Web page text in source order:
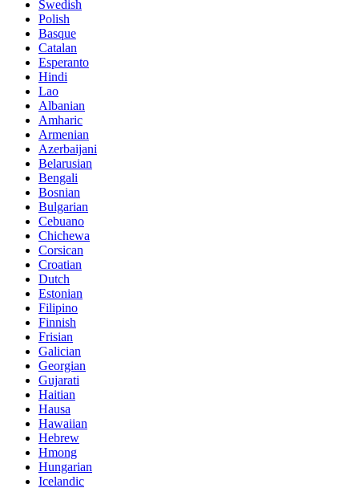
Swedish
Polish
Basque
Catalan
Esperanto
Hindi
Lao
Albanian
Amharic
Armenian
Azerbaijani
Belarusian
Bengali
Bosnian
Bulgarian
Cebuano
Chichewa
Corsican
Croatian
Dutch
Estonian
Filipino
Finnish
Frisian
Galician
Georgian
Gujarati
Haitian
Hausa
Hawaiian
Hebrew
Hmong
Hungarian
Icelandic